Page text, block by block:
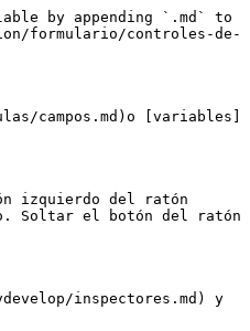
by appending `.md` to
formulario/controles-de-
campos.md)o [variables]
izquierdo del ratón
Soltar el botón del ratón
inspectores.md) y